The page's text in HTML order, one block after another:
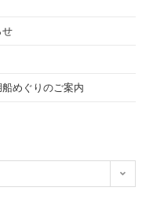
せ
めぐりのご案内